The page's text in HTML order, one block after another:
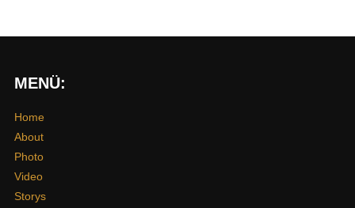
MENÜ:
Home
About
Photo
Video
Storys